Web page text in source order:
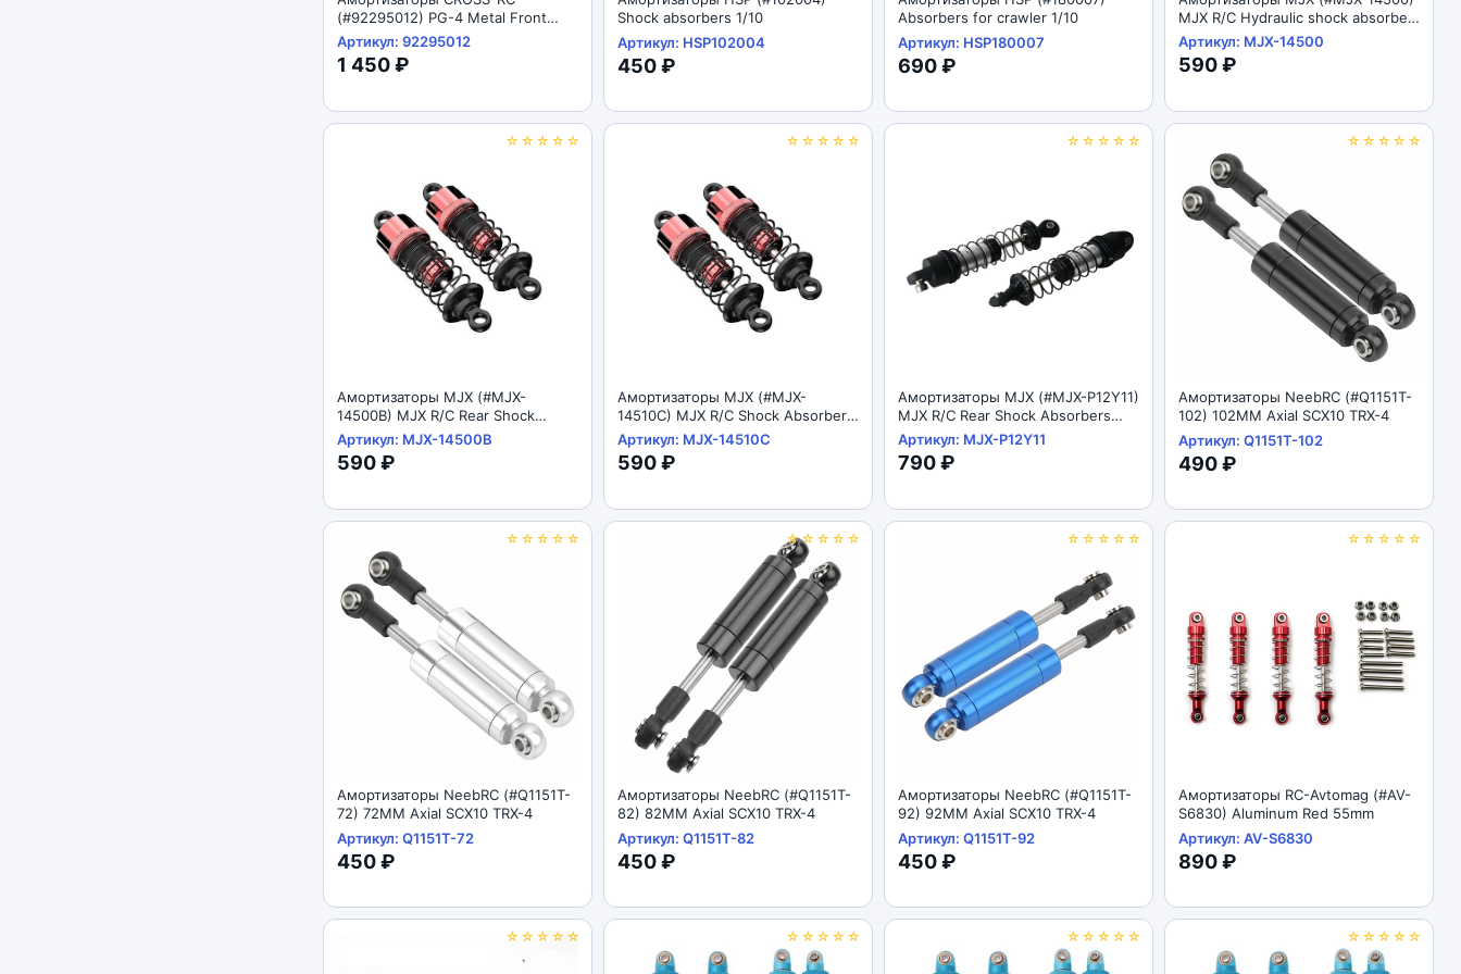
(#92295012) PG-4 Metal Front
Shock 98mm
Артикул: 92295012
1 450 ₽
Shock absorbers 1/10
Артикул: HSP102004
450 ₽
Absorbers for crawler 1/10
Артикул: HSP180007
690 ₽
MJX R/C Hydraulic shock absorber
1/14
Артикул: MJX-14500
590 ₽
☆☆☆☆☆
Амортизаторы MJX (#MJX-
14500B) MJX R/C Rear Shock
Absorbers 1/14
Артикул: MJX-14500B
590 ₽
☆☆☆☆☆
Амортизаторы MJX (#MJX-
14510C) MJX R/C Shock Absorbers
1/14
Артикул: MJX-14510C
590 ₽
☆☆☆☆☆
Амортизаторы MJX (#MJX-P12Y11)
MJX R/C Rear Shock Absorbers
1/12
Артикул: MJX-P12Y11
790 ₽
☆☆☆☆☆
Амортизаторы NeebRC (#Q1151T-
102) 102MM Axial SCX10 TRX-4
Артикул: Q1151T-102
490 ₽
☆☆☆☆☆
Амортизаторы NeebRC (#Q1151T-
72) 72MM Axial SCX10 TRX-4
Артикул: Q1151T-72
450 ₽
☆☆☆☆☆
Амортизаторы NeebRC (#Q1151T-
82) 82MM Axial SCX10 TRX-4
Артикул: Q1151T-82
450 ₽
☆☆☆☆☆
Амортизаторы NeebRC (#Q1151T-
92) 92MM Axial SCX10 TRX-4
Артикул: Q1151T-92
450 ₽
☆☆☆☆☆
Амортизаторы RC-Avtomag (#AV-
S6830) Aluminum Red 55mm
Артикул: AV-S6830
890 ₽
☆☆☆☆☆ ☆☆☆☆☆ ☆☆☆☆☆ ☆☆☆☆☆